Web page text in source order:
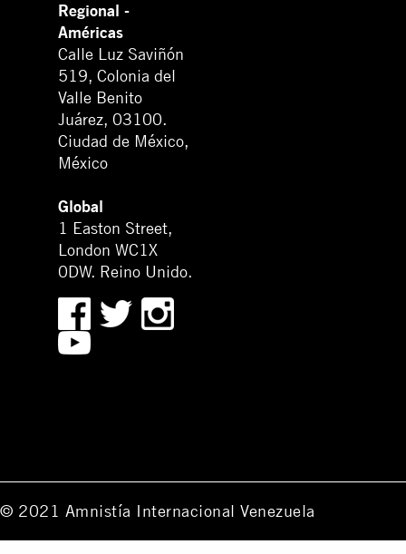
Regional -
Américas
Calle Luz Saviñón
519, Colonia del
Valle Benito
Juárez, 03100.
Ciudad de México,
México
Global
1 Easton Street,
London WC1X
0DW. Reino Unido.
© 2021 Amnistía Internacional Venezuela